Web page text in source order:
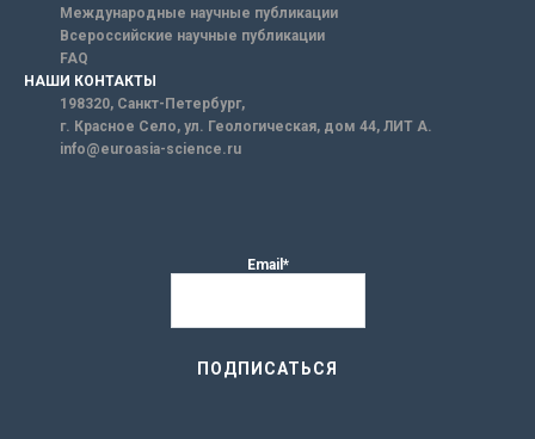
Международные научные публикации
Всероссийские научные публикации
FAQ
НАШИ КОНТАКТЫ
198320, Санкт-Петербург,
г. Красное Село, ул. Геологическая, дом 44, ЛИТ А.
info@euroasia-science.ru
Email*